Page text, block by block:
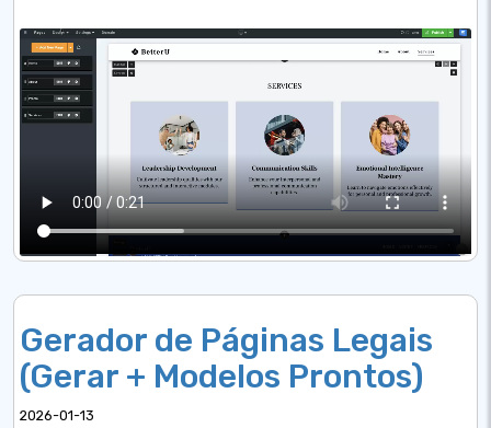
Gerador de Páginas Legais
(Gerar + Modelos Prontos)
2026-01-13